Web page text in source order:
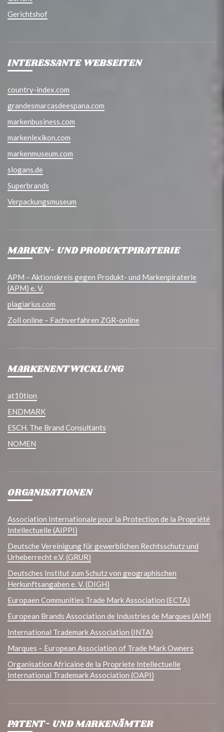
Gerichtshof
INTERESSANTE WEBSEITEN
country-index.com
grandesmarcasdeespana.com
markenbusiness.com
markenlexikon.com
markenmuseum.com
slogans.de
Superbrands
Verpackungsmuseum
MARKEN- UND PRODUKTPIRATERIE
APM – Aktionskreis gegen Produkt- und Markenpiraterie
(APM) e. V.
plagiarius.com
Zoll online – Fachverfahren ZGR-online
MARKENENTWICKLUNG
at10tion
ENDMARK
ESCH. The Brand Consultants
NOMEN
ORGANISATIONEN
Association Internationale pour la Protection de la Propriété
Intellectuelle (AIPPI)
Deutsche Vereinigung für gewerblichen Rechtsschutz und
Urheberrecht e.V. (GRUR)
Deutsches Institut zum Schutz von geographischen
Herkunftsangaben e. V. (DIGH)
Europaen Communities Trade Mark Association (ECTA)
European Brands Association de Industries de Marques (AIM)
International Trademark Association (INTA)
Marques – European Association of Trade Mark Owners
Organisation Africaine de la Propriete Intellectuelle
International Trademark Association (OAPI)
PATENT- UND MARKENÄMTER